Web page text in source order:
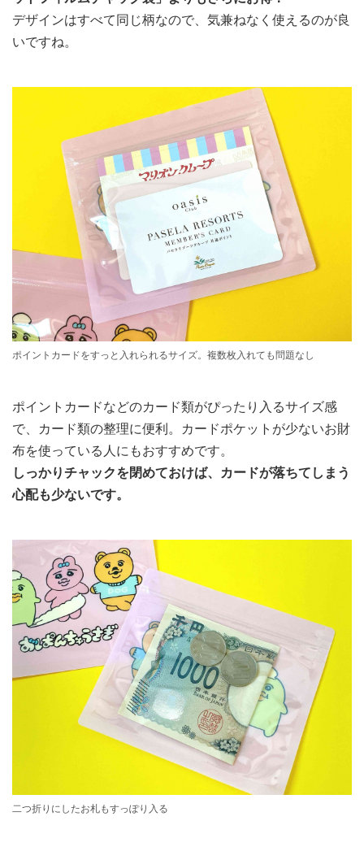
デザインはすべて同じ柄なので、気兼ねなく使えるのが良
いですね。
ポイントカードをすっと入れられるサイズ。複数枚入れても問題なし
ポイントカードなどのカード類がぴったり入るサイズ感
で、カード類の整理に便利。カードポケットが少ないお財
布を使っている人にもおすすめです。
しっかりチャックを閉めておけば、カードが落ちてしまう
心配も少ないです。
二つ折りにしたお札もすっぽり入る